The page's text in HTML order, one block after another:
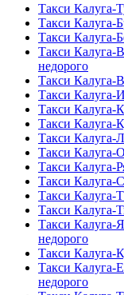
Такси Калуга-
Такси Калуга-
Такси Калуга-
Такси Калуга-
недорого
Такси Калуга-
Такси Калуга-
Такси Калуга-
Такси Калуга-
Такси Калуга-
Такси Калуга-
Такси Калуга-
Такси Калуга-
Такси Калуга-
Такси Калуга-
Такси Калуга-
недорого
Такси Калуга-
Такси Калуга-
недорого